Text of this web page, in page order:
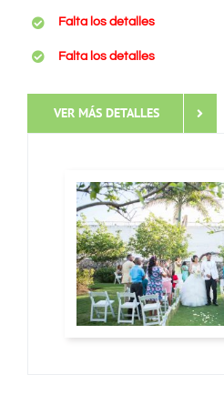
Falta los detalles
Falta los detalles
VER MÁS DETALLES